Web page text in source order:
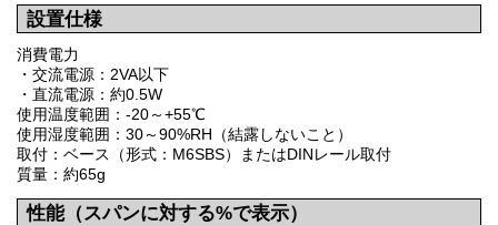
設置仕様
消費電力
・交流電源：2VA以下
・直流電源：約0.5W
使用温度範囲：-20～+55℃
使用湿度範囲：30～90%RH（結露しないこと）
取付：ベース（形式：M6SBS）またはDINレール取付
質量：約65g
性能（スパンに対する%で表示）